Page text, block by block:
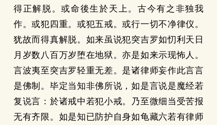
得正解脱。或命後生於天上。古今有之非独我
作。或犯四重。或犯五戒。或行一切不净律仪。
犹故而得真解脱。如来虽说犯突吉罗如忉利天日
月岁数八百万岁堕在地狱。亦是如来示现怖人。
言波夷至突吉罗轻重无差。是诸律师妄作此言言
是佛制。毕定当知非佛所说，如是言说是魔经若
复说言：於诸戒中若犯小戒。乃至微细当受苦报
无有齐限。如是知已防护自身如龟藏六若有律师